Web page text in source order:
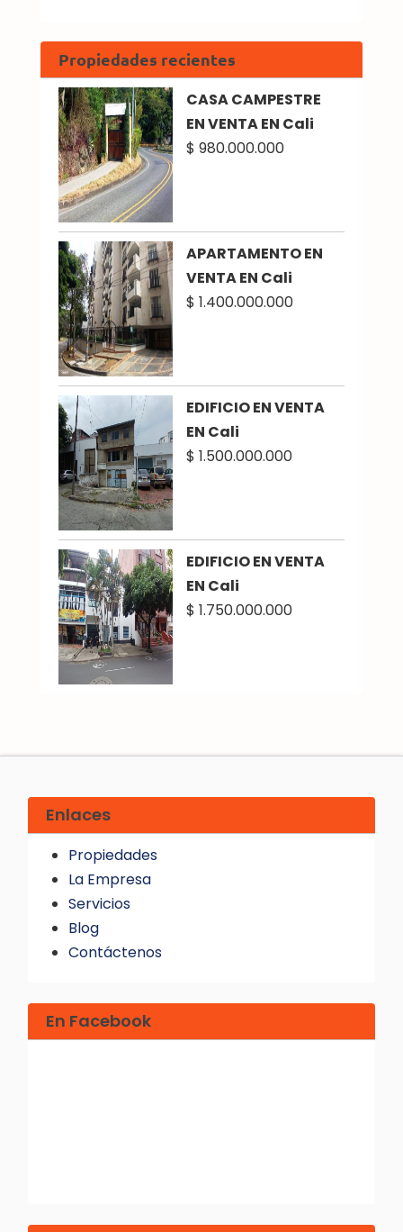
Propiedades recientes
CASA CAMPESTRE
EN VENTA EN Cali
$ 980.000.000
APARTAMENTO EN
VENTA EN Cali
$ 1.400.000.000
EDIFICIO EN VENTA
EN Cali
$ 1.500.000.000
EDIFICIO EN VENTA
EN Cali
$ 1.750.000.000
Enlaces
Propiedades
La Empresa
Servicios
Blog
Contáctenos
En Facebook